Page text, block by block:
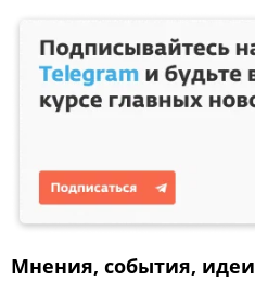
Мнения, события, идеи